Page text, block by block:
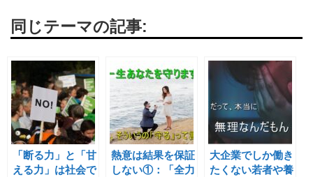
同じテーマの記事:
「断る力」と「甘
える力」は社会で
熱意は結果を保証
しない①：「全力
大企業でしか働き
たくない若者や養